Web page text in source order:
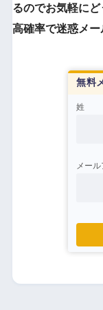
るのでお気軽に
高確率で迷惑メー
無料
姓
メー